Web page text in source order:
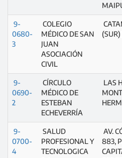
9-
0680-
3
COLEGIO
MÉDICO DE SAN
JUAN
ASOCIACIÓN
CIVIL
(SUR)
9-
0690-
2
CÍRCULO
MÉDICO DE
ESTEBAN
ECHEVERRÍA
LAS
9-
0700-
4
SALUD
PROFESIONAL Y
TECNOLOGICA
AV.
883,